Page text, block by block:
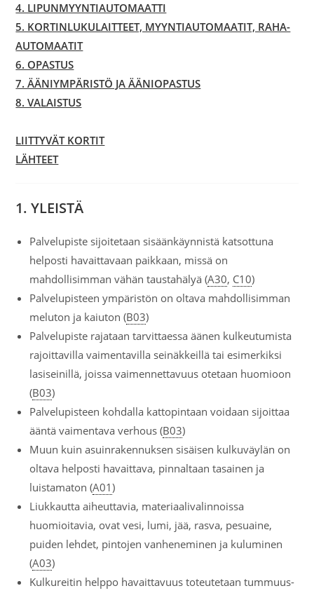
4. LIPUNMYYNTIAUTOMAATTI
5. KORTINLUKULAITTEET, MYYNTIAUTOMAATIT, RAHA-
AUTOMAATIT
6. OPASTUS
7. ÄÄNIYMPÄRISTÖ JA ÄÄNIOPASTUS
8. VALAISTUS
LIITTYVÄT KORTIT
LÄHTEET
1. YLEISTÄ
Palvelupiste sijoitetaan sisäänkäynnistä katsottuna
helposti havaittavaan paikkaan, missä on
mahdollisimman vähän taustahälyä (A30, C10)
Palvelupisteen ympäristön on oltava mahdollisimman
meluton ja kaiuton (B03)
Palvelupiste rajataan tarvittaessa äänen kulkeutumista
rajoittavilla vaimentavilla seinäkkeillä tai esimerkiksi
lasiseinillä, joissa vaimennettavuus otetaan huomioon
(B03)
Palvelupisteen kohdalla kattopintaan voidaan sijoittaa
ääntä vaimentava verhous (B03)
Muun kuin asuinrakennuksen sisäisen kulkuväylän on
oltava helposti havaittava, pinnaltaan tasainen ja
luistamaton (A01)
Liukkautta aiheuttavia, materiaalivalinnoissa
huomioitavia, ovat vesi, lumi, jää, rasva, pesuaine,
puiden lehdet, pintojen vanheneminen ja kuluminen
(A03)
Kulkureitin helppo havaittavuus toteutetaan tummuus-